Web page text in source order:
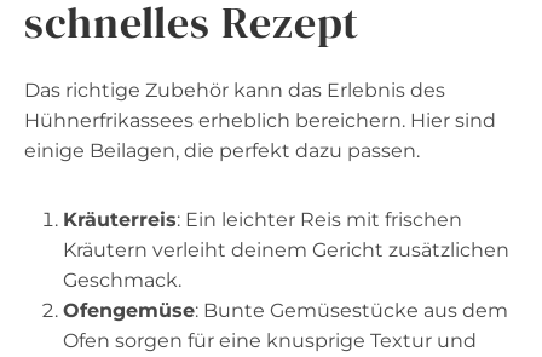
schnelles Rezept
Das richtige Zubehör kann das Erlebnis des
Hühnerfrikassees erheblich bereichern. Hier sind
einige Beilagen, die perfekt dazu passen.
Kräuterreis: Ein leichter Reis mit frischen
Kräutern verleiht deinem Gericht zusätzlichen
Geschmack.
Ofengemüse: Bunte Gemüsestücke aus dem
Ofen sorgen für eine knusprige Textur und